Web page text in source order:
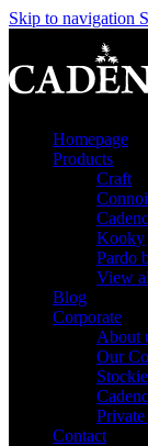
Skip to navigation
Homepage
Products
Craft
Kooky
Pardo
View
Blog
Corporate
About
Our
Contact